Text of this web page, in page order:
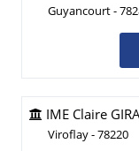
Guyancourt -
IME Claire
Viroflay - 78220